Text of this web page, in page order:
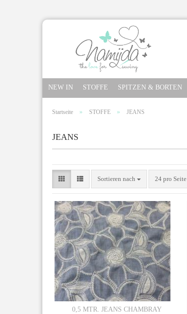
NEW IN STOFFE SPITZEN & BORTEN
Startseite » STOFFE » JEANS
JEANS
Sortieren nach 24 pro Seite
0,5 MTR. JEANS CHAMBRAY